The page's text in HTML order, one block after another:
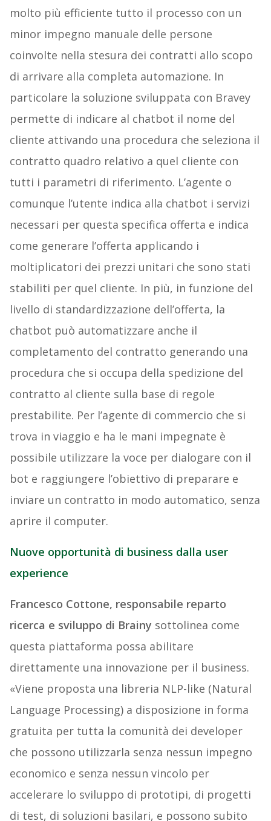
molto più efficiente tutto il processo con un
minor impegno manuale delle persone
coinvolte nella stesura dei contratti allo scopo
di arrivare alla completa automazione. In
particolare la soluzione sviluppata con Bravey
permette di indicare al chatbot il nome del
cliente attivando una procedura che seleziona il
contratto quadro relativo a quel cliente con
tutti i parametri di riferimento. L’agente o
comunque l’utente indica alla chatbot i servizi
necessari per questa specifica offerta e indica
come generare l’offerta applicando i
moltiplicatori dei prezzi unitari che sono stati
stabiliti per quel cliente. In più, in funzione del
livello di standardizzazione dell’offerta, la
chatbot può automatizzare anche il
completamento del contratto generando una
procedura che si occupa della spedizione del
contratto al cliente sulla base di regole
prestabilite. Per l’agente di commercio che si
trova in viaggio e ha le mani impegnate è
possibile utilizzare la voce per dialogare con il
bot e raggiungere l’obiettivo di preparare e
inviare un contratto in modo automatico, senza
aprire il computer.
Nuove opportunità di business dalla user
experience
Francesco Cottone, responsabile reparto
ricerca e sviluppo di Brainy sottolinea come
questa piattaforma possa abilitare
direttamente una innovazione per il business.
«Viene proposta una libreria NLP-like (Natural
Language Processing) a disposizione in forma
gratuita per tutta la comunità dei developer
che possono utilizzarla senza nessun impegno
economico e senza nessun vincolo per
accelerare lo sviluppo di prototipi, di progetti
di test, di soluzioni basilari, e possono subito